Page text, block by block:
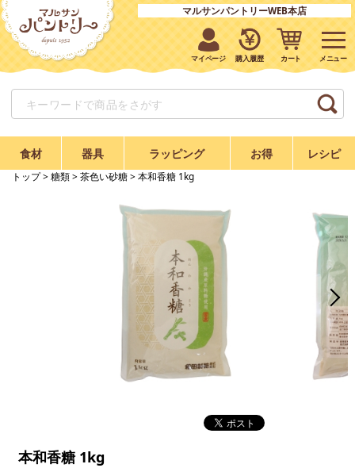
マルサンパントリーWEB本店
マイページ 購入履歴 カート
食材 器具 ラッピング お得 レシピ
トップ> 糖類> 茶色い砂糖> 本和香糖 1kg
本和香糖 1kg